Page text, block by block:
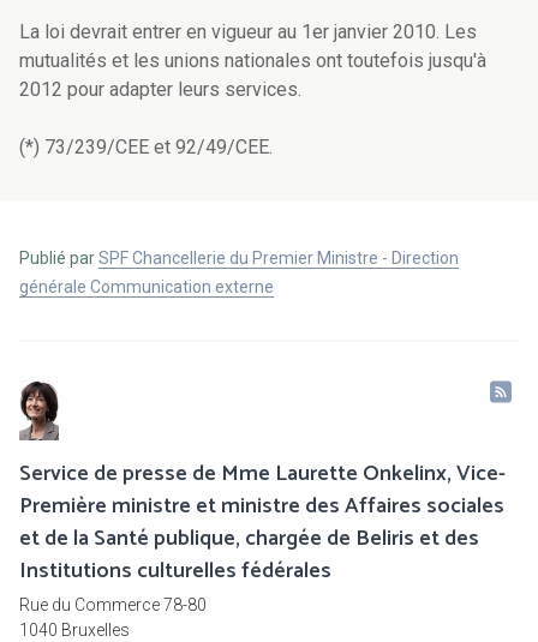
La loi devrait entrer en vigueur au 1er janvier 2010. Les
mutualités et les unions nationales ont toutefois jusqu'à
2012 pour adapter leurs services.
(*) 73/239/CEE et 92/49/CEE.
Publié parSPF Chancellerie du Premier Ministre - Direction
générale Communication externe
Service de presse de Mme Laurette Onkelinx, Vice-
Première ministre et ministre des Affaires sociales
et de la Santé publique, chargée de Beliris et des
Institutions culturelles fédérales
Rue du Commerce 78-80
1040 Bruxelles